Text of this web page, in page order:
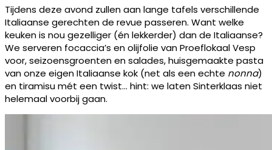
Tijdens deze avond zullen aan lange tafels verschillende
Italiaanse gerechten de revue passeren. Want welke
keuken is nou gezelliger (én lekkerder) dan de Italiaanse?
We serveren focaccia’s en olijfolie van Proeflokaal Vesp
voor, seizoensgroenten en salades, huisgemaakte pasta
van onze eigen Italiaanse kok (net als een echte nonna)
en tiramisu mét een twist… hint: we laten Sinterklaas niet
helemaal voorbij gaan.